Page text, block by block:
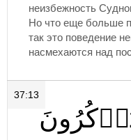
неизбежность
Но что еще больше
так это поведение
насмехаются над
37:13